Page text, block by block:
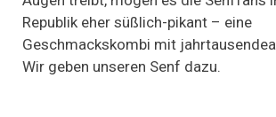
Republik eher süßlich-pikant – eine
Geschmackskombi mit
Wir geben unseren Senf dazu.